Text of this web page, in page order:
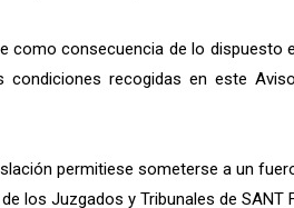
como consecuencia de lo
recogidas en este
permitiese someterse a un
Juzgados y Tribunales de SANT